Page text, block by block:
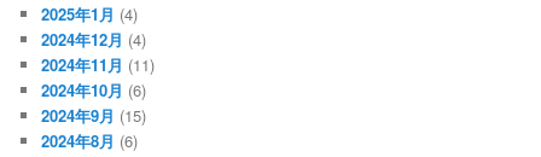
2025年1月 (4)
2024年12月 (4)
2024年11月 (11)
2024年10月 (6)
2024年9月 (15)
2024年8月 (6)